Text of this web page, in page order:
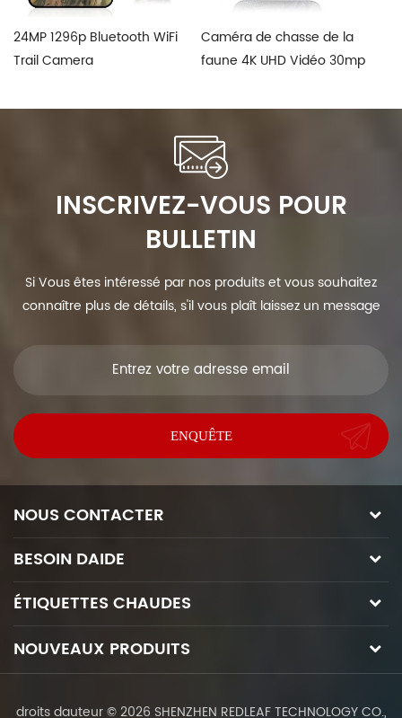
24MP 1296p Bluetooth WiFi
Trail Camera
Caméra de chasse de la
faune 4K UHD Vidéo 30mp
INSCRIVEZ-VOUS POUR
BULLETIN
Si Vous êtes intéressé par nos produits et vous souhaitez
connaître plus de détails, s'il vous plaît laissez un message
NOUS CONTACTER
BESOIN DAIDE
ÉTIQUETTES CHAUDES
NOUVEAUX PRODUITS
droits dauteur © 2026 SHENZHEN REDLEAF TECHNOLOGY CO.,